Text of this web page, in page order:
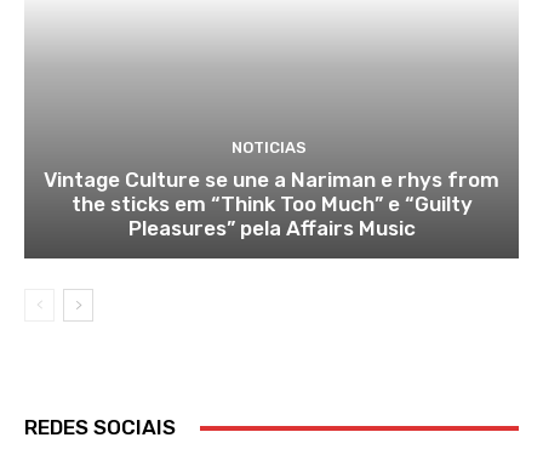
NOTICIAS
Vintage Culture se une a Nariman e rhys from
the sticks em “Think Too Much” e “Guilty
Pleasures” pela Affairs Music
REDES SOCIAIS